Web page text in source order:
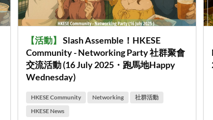
【活動】 Slash Assemble！HKESE
Community - Networking Party 社群聚會
交流活動 (16 July 2025・跑馬地Happy
Wednesday)
HKESE Community Networking
社群活動
HKESE News